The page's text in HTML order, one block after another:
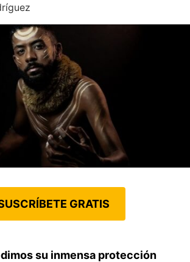
GRATIS
su inmensa protección